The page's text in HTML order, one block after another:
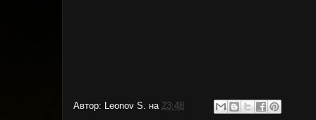
Автор: Leonov S. на 23:48